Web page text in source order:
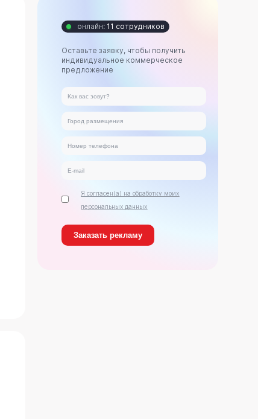
онлайн: 11 сотрудников
Оставьте заявку, чтобы получить
индивидуальное коммерческое
предложение
Я согласен(а) на обработку моих
персональных данных